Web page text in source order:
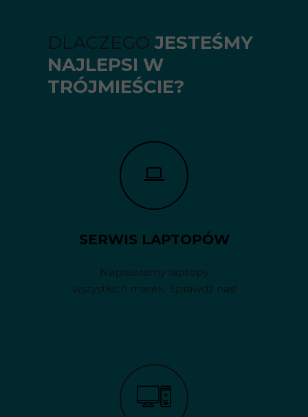
SERWIS LAPTOPÓW
Naprawiamy laptopy
wszystkich marek. Sprawdź nas!
DLACZEGO JESTEŚMY
NAJLEPSI W
TRÓJMIEŚCIE?